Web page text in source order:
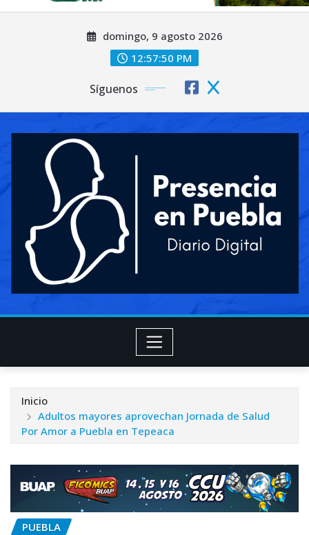
domingo, 9 agosto 2026
12:57:53 PM
Síguenos
Inicio
Adultos mayores aprovechan Jornada de Salud
Por Amor a Puebla en Tepeaca
PUEBLA